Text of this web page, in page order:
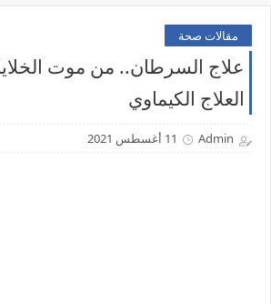
مقالات صحة
علاج السرطان.. من موت
العلاج الكيماوي
Admin 11 أغسطس 2021